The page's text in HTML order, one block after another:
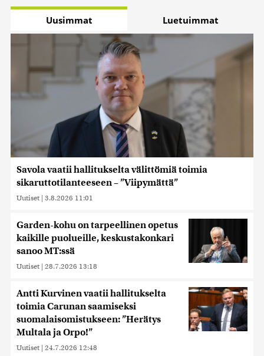
Uusimmat Luetuimmat
Savola vaatii hallitukselta välittömiä toimia
sikaruttotilanteeseen – ”Viipymättä”
Uutiset | 3.8.2026 11:01
Garden-kohu on tarpeellinen opetus
kaikille puolueille, keskustakonkari
sanoo MT:ssä
Uutiset | 28.7.2026 13:18
Antti Kurvinen vaatii hallitukselta
toimia Carunan saamiseksi
suomalaisomistukseen: ”Herätys
Multala ja Orpo!”
Uutiset | 24.7.2026 12:48